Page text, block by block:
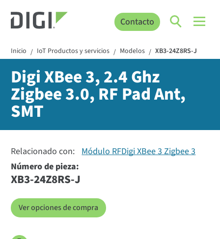
Contacto
Inicio / IoT Productos y servicios / Modelos / XB3-24Z8RS-J
Digi XBee 3, 2.4 Ghz
Zigbee 3.0, RF Pad Ant,
SMT
Relacionado con: Módulo RFDigi XBee 3 Zigbee 3
Número de pieza:
XB3-24Z8RS-J
Ver opciones de compra